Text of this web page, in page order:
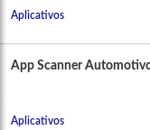
Aplicativos
App Scanner
Aplicativos